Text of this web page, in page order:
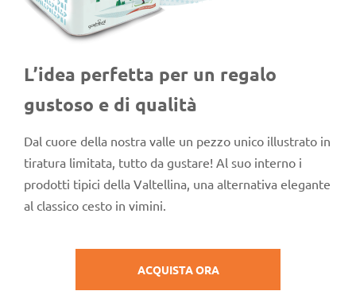
L’idea perfetta per un regalo
gustoso e di qualità
Dal cuore della nostra valle un pezzo unico illustrato in
tiratura limitata, tutto da gustare! Al suo interno i
prodotti tipici della Valtellina, una alternativa elegante
al classico cesto in vimini.
ACQUISTA ORA